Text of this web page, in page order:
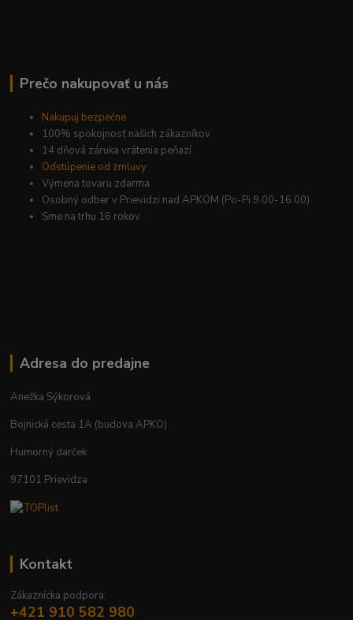
Prečo nakupovať u nás
Nakupuj bezpečne
100% spokojnosť našich zákazníkov
14 dňová záruka vrátenia peňazí
Odstúpenie od zmluvy
Výmena tovaru zdarma
Osobný odber v Prievidzi nad APKOM (Po-Pi 9.00-16.00)
Sme na trhu 16 rokov
Adresa do predajne
Anežka Sýkorová
Bojnická cesta 1A (budova APKO)
Humorný darček
97101 Prievidza
Kontakt
Zákaznícka podpora:
+421 910 582 980